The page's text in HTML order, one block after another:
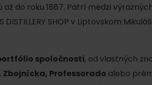
O REGIÓNE
Program pre zamestnancov
AUG Demänovská Dolina
VŠETKY PODUJATIA
do roku 1867. Patrí medzi
DISTILLERY SHOP v Liptovskom
spoločnosti, od vlastných
Zbojnícka, Professorado alebo